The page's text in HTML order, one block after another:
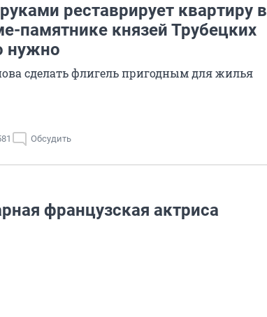
реставрирует квартиру в
памятнике князей Трубецких
нужно
сделать флигель пригодным для жилья
Обсудить
французская актриса